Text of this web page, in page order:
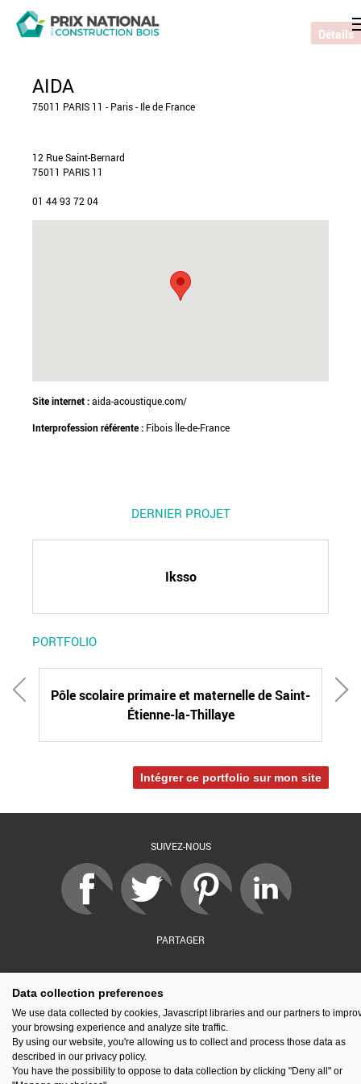
AIDA
75011 PARIS 11 - Paris - Ile de France
12 Rue Saint-Bernard
75011 PARIS 11
01 44 93 72 04
Site internet :aida-acoustique.com/
Interprofession référente : Fibois Île-de-France
DERNIER PROJET
Iksso
Détails
PORTFOLIO
Pôle scolaire primaire et maternelle de Saint-
Étienne-la-Thillaye
Intégrer ce portfolio sur mon site
SUIVEZ-NOUS
PARTAGER
par : Financé par :
Espace presse Kit de communication Contact Mentions légales
Data collection preferences
We use data collected by cookies, Javascript libraries and our partners to
your browsing experience and analyze site traffic.
By using our website, you're allowing us to collect and process those data as
described in our privacy policy.
You have the possibility to oppose to data collection by clicking "Deny all" or